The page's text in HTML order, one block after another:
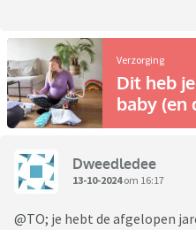
Verzorging
Dit heb
baby (en
Dweedledee
13-10-2024om 16:17
@TO; je hebt de afgelopen